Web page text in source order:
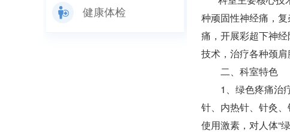
健康体检
种顽固性神经痛，
痛，开展彩超下神
技术，治疗各种颈
二、科室特色
1、绿色疼痛治
针、内热针、针灸
使用激素，对人体“